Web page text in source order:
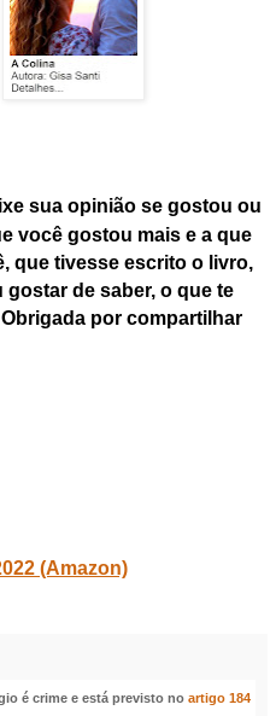
sua opinião se gostou ou
você gostou mais e a que
que tivesse escrito o livro,
de saber, o que te
por compartilhar
(Amazon)
é crime e está previsto no artigo 184